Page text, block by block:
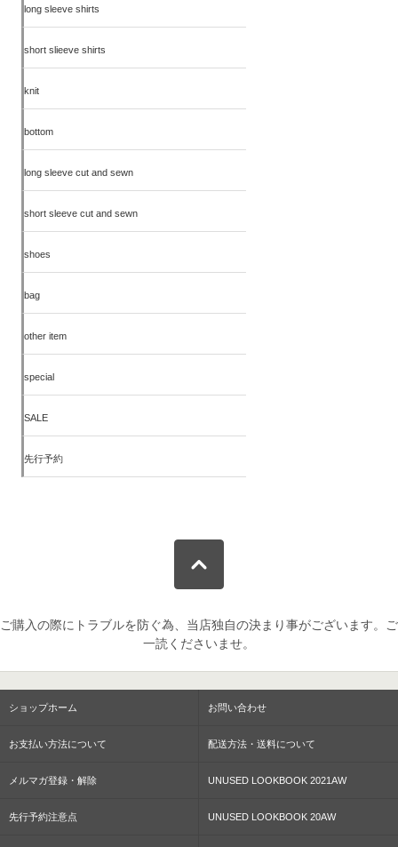
long sleeve shirts
short slieeve shirts
knit
bottom
long sleeve cut and sewn
short sleeve cut and sewn
shoes
bag
other item
special
SALE
先行予約
ご購入の際にトラブルを防ぐ為、当店独自の決まり事がございます。ご
一読くださいませ。
ショップホーム お問い合わせ
お支払い方法について 配送方法・送料について
メルマガ登録・解除 UNUSED LOOKBOOK 2021AW
先行予約注意点 UNUSED LOOKBOOK 20AW